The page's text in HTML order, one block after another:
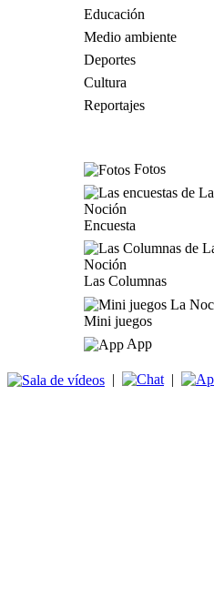
Educación
Medio ambiente
Deportes
Cultura
Reportajes
Fotos
Encuesta
Las Columnas
Mini juegos
App
| |